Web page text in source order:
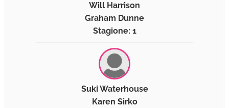
Will Harrison
Graham Dunne
Stagione: 1
Suki Waterhouse
Karen Sirko